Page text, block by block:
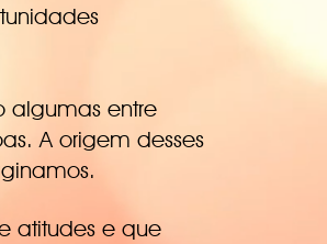
algumas entre
A origem desses
atitudes e que